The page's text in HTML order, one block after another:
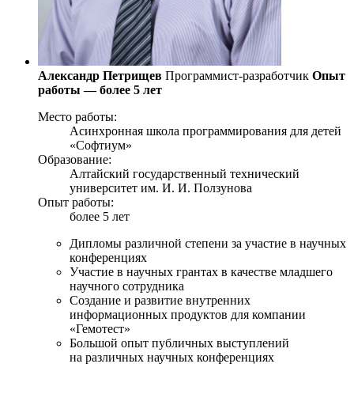
Александр Петрищев Программист-разработчик Опыт
работы — более 5 лет
Место работы:
Асинхронная школа программирования для детей
«Софтиум»
Образование:
Алтайский государственный технический
университет им. И. И. Ползунова
Опыт работы:
более 5 лет
Дипломы различной степени за участие в научных
конференциях
Участие в научных грантах в качестве младшего
научного сотрудника
Создание и развитие внутренних
информационных продуктов для компании
«Гемотест»
Большой опыт публичных выступлений
на различных научных конференциях